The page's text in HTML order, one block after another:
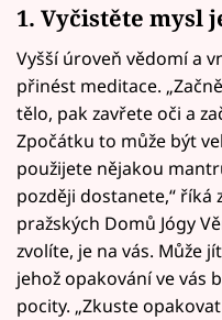
1. Vyčistěte mysl
Vyšší úroveň vědomí a
přinést meditace.
tělo, pak zavřete oči a
Zpočátku to může být
použijete nějakou
později dostanete,“
pražských Domů Jógy
zvolíte, je na vás. Může
jehož opakování ve vás
pocity. „Zkuste